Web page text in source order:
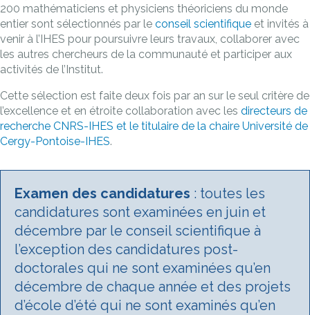
200 mathématiciens et physiciens théoriciens du monde
entier sont sélectionnés par le conseil scientifique et invités à
venir à l’IHES pour poursuivre leurs travaux, collaborer avec
les autres chercheurs de la communauté et participer aux
activités de l’Institut.
Cette sélection est faite deux fois par an sur le seul critère de
l’excellence et en étroite collaboration avec les directeurs de
recherche CNRS-IHES et le titulaire de la chaire Université de
Cergy-Pontoise-IHES.
Examen des candidatures : toutes les
candidatures sont examinées en juin et
décembre par le conseil scientifique à
l’exception des candidatures post-
doctorales qui ne sont examinées qu’en
décembre de chaque année et des projets
d’école d’été qui ne sont examinés qu’en